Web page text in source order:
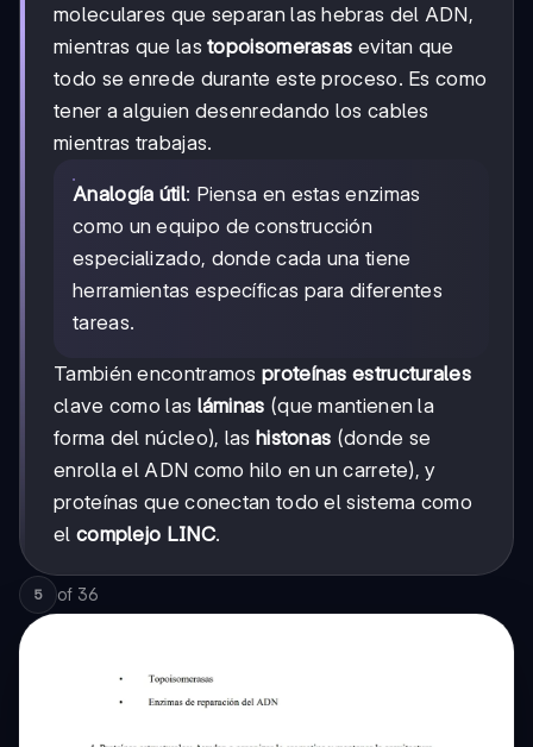
moleculares que separan las hebras del ADN,
mientras que lastopoisomerasas evitan que
todo se enrede durante este proceso. Es como
tener a alguien desenredando los cables
mientras trabajas.
Analogía útil: Piensa en estas enzimas
como un equipo de construcción
especializado, donde cada una tiene
herramientas específicas para diferentes
tareas.
También encontramos proteínas estructurales
clave como las láminas (que mantienen la
forma del núcleo), las histonas (donde se
enrolla el ADN como hilo en un carrete), y
proteínas que conectan todo el sistema como
el complejo LINC.
5 of 36